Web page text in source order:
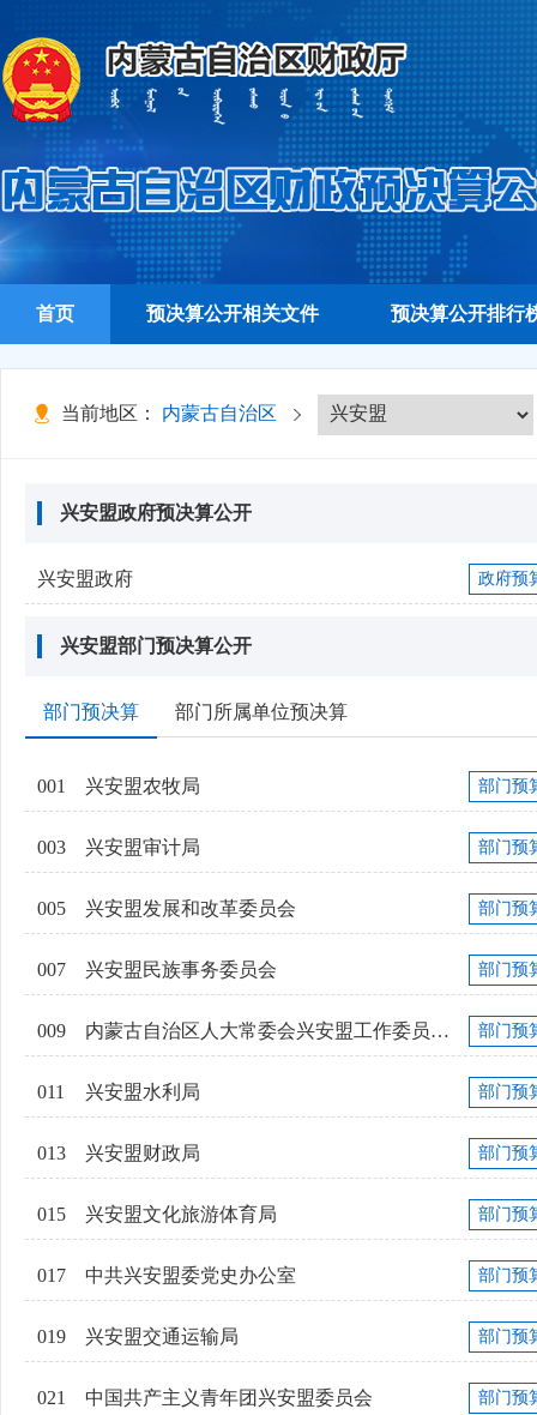
首页 预决算公开相关文件 预决算公开排行
当前地区： 内蒙古自治区
兴安盟政府预决算公开
兴安盟政府 政府预
兴安盟部门预决算公开
部门预决算 部门所属单位预决算
001 兴安盟农牧局 部门预
003 兴安盟审计局 部门预
005 兴安盟发展和改革委员会 部门预
007 兴安盟民族事务委员会 部门预
009 内蒙古自治区人大常委会兴安盟工作委员会... 部门预
011 兴安盟水利局 部门预
013 兴安盟财政局 部门预
015 兴安盟文化旅游体育局 部门预
017 中共兴安盟委党史办公室 部门预
019 兴安盟交通运输局 部门预
021 中国共产主义青年团兴安盟委员会 部门预